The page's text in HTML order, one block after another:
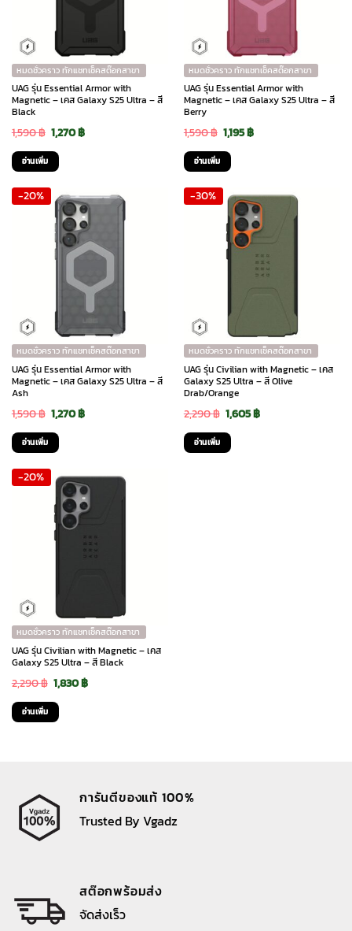
หมดชั่วคราว ทักแชทเช็คสต๊อกสาขา
UAG รุ่น Essential Armor with
Magnetic – เคส Galaxy S25 Ultra – สี
Black
1,590฿ Original
price
was:
1,590 ฿.
1,270฿Current
1,270 ฿.
อ่านเพิ่ม
หมดชั่วคราว ทักแชทเช็คสต๊อกสาขา
UAG รุ่น Essential Armor with
Magnetic – เคส Galaxy S25 Ultra – สี
Berry
1,590฿ Original
price
was:
1,590 ฿.
1,195฿Current
1,195 ฿.
อ่านเพิ่ม
-20%
หมดชั่วคราว ทักแชทเช็คสต๊อกสาขา
UAG รุ่น Essential Armor with
Magnetic – เคส Galaxy S25 Ultra – สี
Ash
1,590฿ Original
price
was:
1,590 ฿.
1,270฿Current
1,270 ฿.
อ่านเพิ่ม
-30%
หมดชั่วคราว ทักแชทเช็คสต๊อกสาขา
UAG รุ่น Civilian with Magnetic – เคส
Galaxy S25 Ultra – สี Olive
Drab/Orange
2,290฿ Original
price
was:
1,605฿Current
อ่านเพิ่ม
-20%
หมดชั่วคราว ทักแชทเช็คสต๊อกสาขา
UAG รุ่น Civilian with Magnetic – เคส
Galaxy S25 Ultra – สี Black
2,290฿ Original
price
was:
1,830฿Current
อ่านเพิ่ม
การันตีของแท้ 100%
Trusted By Vgadz
สต๊อกพร้อมส่ง
จัดส่งเร็ว